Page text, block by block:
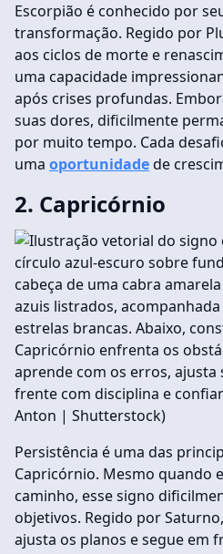
Escorpião é conhecido por
transformação. Regido por
aos ciclos de morte e
uma capacidade
após crises profundas.
suas dores, dificilmente
por muito tempo. Cada
uma oportunidadede
2. Capricórnio
Capricórnio enfrenta os
aprende com os erros, ajusta
frente com disciplina e
Anton | Shutterstock)
Persistência é uma das
Capricórnio. Mesmo quando
caminho, esse signo
objetivos. Regido por
ajusta os planos e segue em